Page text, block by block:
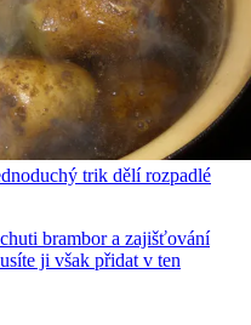
trik dělí rozpadlé
brambor a zajišťování
ji však přidat v ten